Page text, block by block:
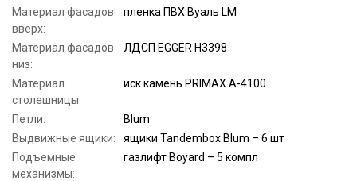
Материал фасадов
вверх:
пленка ПВХ Вуаль LM
Материал фасадов
низ:
ЛДСП EGGER H3398
Материал
столешницы:
иск.камень PRIMAX A-4100
Петли:
Blum
Выдвижные ящики:
ящики Tandembox Blum – 6 шт
Подъемные
механизмы:
газлифт Boyard – 5 компл